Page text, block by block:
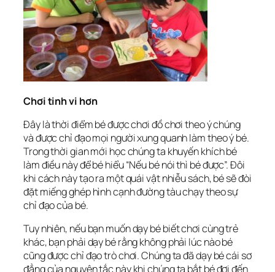
Chơi tinh vi hơn
Đây là thời điểm bé được chơi đồ chơi theo ý chúng
và được chỉ đạo mọi người xung quanh làm theo ý bé.
Trong thời gian mới học chúng ta khuyến khích bé
làm điều này để bé hiểu “Nếu bé nói thì bé được”. Đôi
khi cách này tạo ra một quái vật nhiễu sách, bé sẽ đòi
đặt miếng ghép hình cạnh đường tàu chạy theo sự
chỉ đạo của bé.
Tuy nhiên, nếu bạn muốn dạy bé biết chơi cùng trẻ
khác, bạn phải dạy bé rằng không phải lúc nào bé
cũng được chỉ đạo trò chơi. Chúng ta đã dạy bé cái sơ
đẳng của nguyên tắc này khi chúng ta bắt bé đợi đến